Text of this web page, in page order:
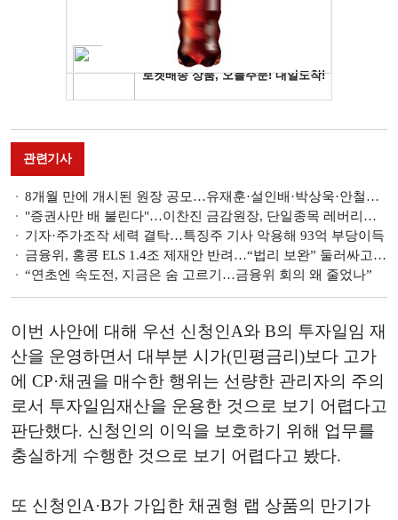
관련기사
8개월 만에 개시된 원장 공모…유재훈·설인배·박상욱·안철경·신현준·제종옥 등 지원 [보험개발원장 선임 레이스]
"증권사만 배 불린다"…이찬진 금감원장, 단일종목 레버리지 ETF 정조준
기자·주가조작 세력 결탁…특징주 기사 악용해 93억 부당이득
금융위, 홍콩 ELS 1.4조 제재안 반려…“법리 보완” 둘러싸고 해석 분분
“연초엔 속도전, 지금은 숨 고르기…금융위 회의 왜 줄었나”
이번 사안에 대해 우선 신청인A와 B의 투자일임 재
산을 운영하면서 대부분 시가(민평금리)보다 고가
에 CP·채권을 매수한 행위는 선량한 관리자의 주의
로서 투자일임재산을 운용한 것으로 보기 어렵다고
판단했다. 신청인의 이익을 보호하기 위해 업무를
충실하게 수행한 것으로 보기 어렵다고 봤다.
또 신청인A·B가 가입한 채권형 랩 상품의 만기가